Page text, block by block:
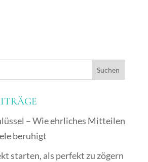
– Wie ehrliches Mitteilen
beruhigt
starten, als perfekt zu zögern